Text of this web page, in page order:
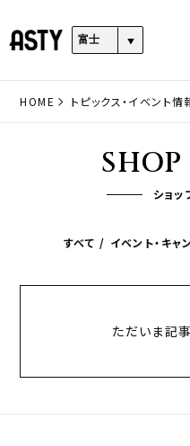
HOME トピックス・イベント情
ショッ
すべて イベント・キャ
ただいま記